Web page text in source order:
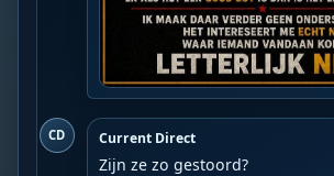
CD Current Direct
Zijn ze zo gestoord?